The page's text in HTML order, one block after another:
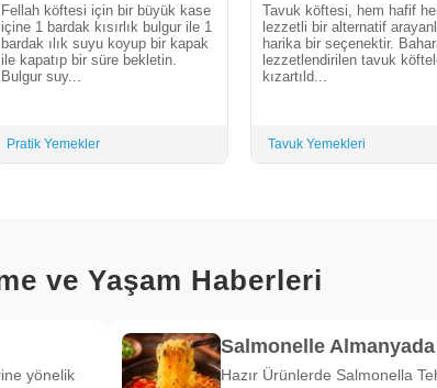
Fellah köftesi için bir büyük kase
içine 1 bardak kısırlık bulgur ile 1
bardak ılık suyu koyup bir kapak
ile kapatıp bir süre bekletin.
Bulgur suy...
Pratik Yemekler
Tavuk köftesi, hem hafif
lezzetli bir alternatif
harika bir seçenektir.
lezzetlendirilen tavuk
kızartıld...
Tavuk Yemekleri
ve Yaşam Haberleri
yönelik
Salmonelle
Hazır Ürünlerde Salmonella